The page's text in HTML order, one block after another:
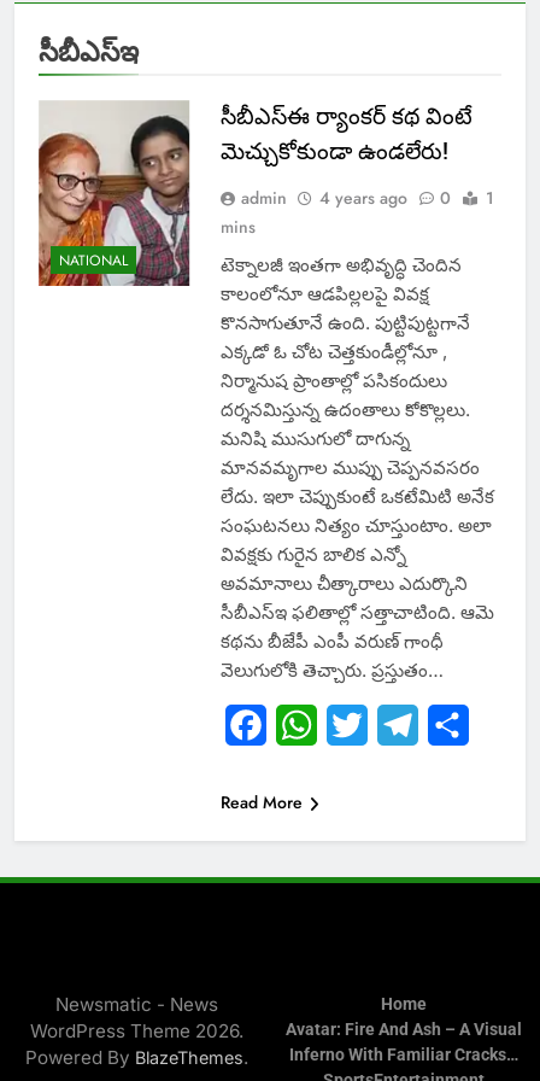
సీబీఎస్ఇ
NATIONAL
సీబీఎస్ఈ ర్యాంకర్ కథ వింటే
మెచ్చుకోకుండా ఉండలేరు!
admin 4 years ago 0
1
mins
టెక్నాలజీ ఇంతగా అభివృద్ధి చెందిన
కాలంలోనూ ఆడపిల్లలపై వివక్ష
కొనసాగుతూనే ఉంది. పుట్టిపుట్టగానే
ఎక్కడో ఓ చోట చెత్తకుండీల్లోనూ ,
నిర్మానుష ప్రాంతాల్లో పసికందులు
దర్శనమిస్తున్న ఉదంతాలు కోకొల్లలు.
మనిషి ముసుగులో దాగున్న
మానవమృగాల ముప్పు చెప్పనవసరం
లేదు. ఇలా చెప్పుకుంటే ఒకటేమిటి అనేక
సంఘటనలు నిత్యం చూస్తుంటాం. అలా
వివక్షకు గురైన బాలిక ఎన్నో
అవమానాలు చీత్కారాలు ఎదుర్కొని
సీబీఎస్ఇ ఫలితాల్లో సత్తాచాటింది. ఆమె
కథను బీజేపీ ఎంపీ వరుణ్ గాంధీ
వెలుగులోకి తెచ్చారు. ప్రస్తుతం…
FacebookWhatsApp
Twitter Telegram
Read More
Newsmatic - News
WordPress Theme 2026.
Powered By BlazeThemes.
Home
Avatar: Fire And Ash – A Visual
Inferno With Familiar Cracks…